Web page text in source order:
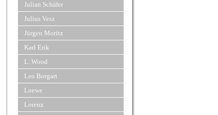
Julian Schäfer
Julius Vesz
Jürgen Moritz
Karl Erik
L. Wood
Leo Borgart
Loewe
Lorenz